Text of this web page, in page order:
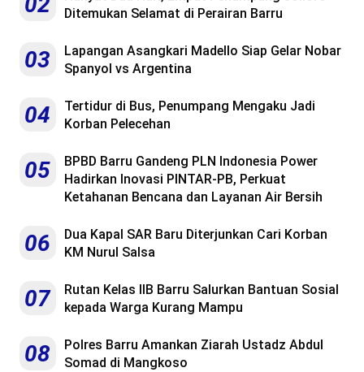
Ditemukan Selamat di Perairan Barru
03
Lapangan Asangkari Madello Siap Gelar Nobar
Spanyol vs Argentina
04
Tertidur di Bus, Penumpang Mengaku Jadi
Korban Pelecehan
05
BPBD Barru Gandeng PLN Indonesia Power
Hadirkan Inovasi PINTAR-PB, Perkuat
Ketahanan Bencana dan Layanan Air Bersih
06
Dua Kapal SAR Baru Diterjunkan Cari Korban
KM Nurul Salsa
07
Rutan Kelas IIB Barru Salurkan Bantuan Sosial
kepada Warga Kurang Mampu
08
Polres Barru Amankan Ziarah Ustadz Abdul
Somad di Mangkoso